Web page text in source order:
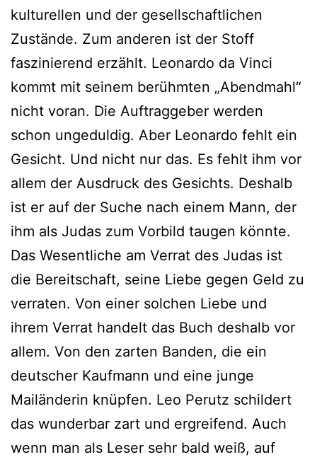
kulturellen und der gesellschaftlichen
Zustände. Zum anderen ist der Stoff
faszinierend erzählt. Leonardo da Vinci
kommt mit seinem berühmten „Abendmahl“
nicht voran. Die Auftraggeber werden
schon ungeduldig. Aber Leonardo fehlt ein
Gesicht. Und nicht nur das. Es fehlt ihm vor
allem der Ausdruck des Gesichts. Deshalb
ist er auf der Suche nach einem Mann, der
ihm als Judas zum Vorbild taugen könnte.
Das Wesentliche am Verrat des Judas ist
die Bereitschaft, seine Liebe gegen Geld zu
verraten. Von einer solchen Liebe und
ihrem Verrat handelt das Buch deshalb vor
allem. Von den zarten Banden, die ein
deutscher Kaufmann und eine junge
Mailänderin knüpfen. Leo Perutz schildert
das wunderbar zart und ergreifend. Auch
wenn man als Leser sehr bald weiß, auf